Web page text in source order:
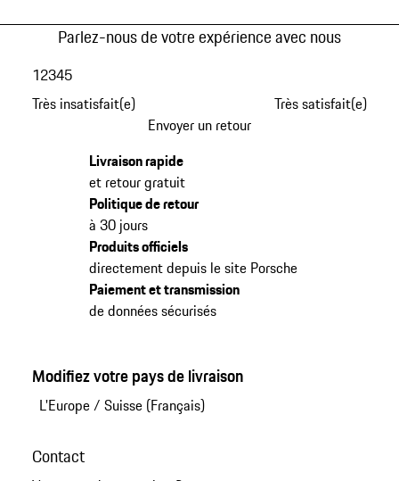
Parlez-nous de votre expérience avec nous
Très insatisfait(e)
12345
Très satisfait(e)
Envoyer un retour
Livraison rapide
et retour gratuit
Politique de retour
à 30 jours
Produits officiels
directement depuis le site Porsche
Paiement et transmission
de données sécurisés
Modifiez votre pays de livraison
L'Europe/ Suisse (Français)
Contact